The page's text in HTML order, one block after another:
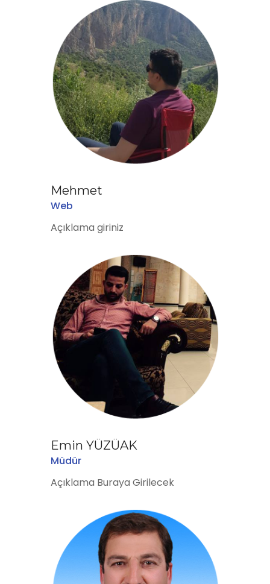
Mehmet
Web
Açıklama giriniz
Emin YÜZÜAK
Müdür
Açıklama Buraya Girilecek